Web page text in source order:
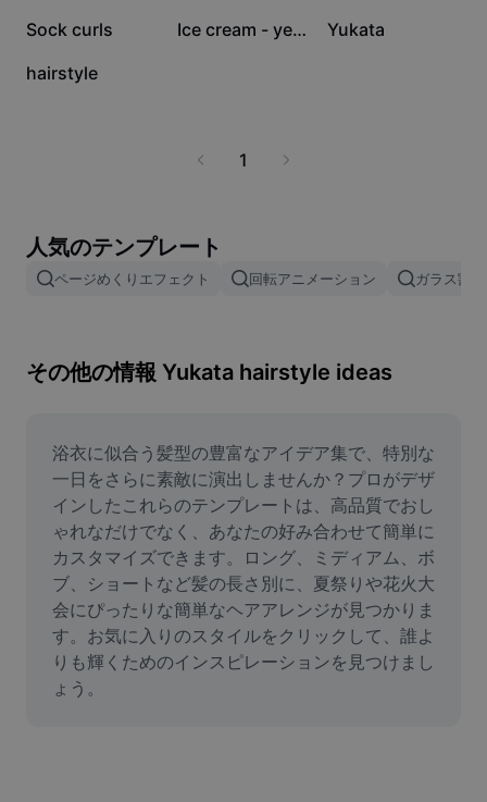
画像結合
画像サイズ変更
オンライン写真エディター
ミームジェネレーター
AI Text Remover
AI People Remover
AI Inpainting
テンプレートのトレンドとヒント
その他
CapCutの利用規約について
Dreamina Seedance 2.0 Launch
2923
Sock curls 58 Ice cream - yeojun 20
Yukata
4
hairstyle
1
人気のテンプレート
ページめくりエフェクト 回転アニメーション ガラス割
その他の情報 Yukata hairstyle ideas
浴衣に似合う髪型の豊富なアイデア集で、特別な
一日をさらに素敵に演出しませんか？プロがデザ
インしたこれらのテンプレートは、高品質でおし
ゃれなだけでなく、あなたの好み合わせて簡単に
カスタマイズできます。ロング、ミディアム、ボ
ブ、ショートなど髪の長さ別に、夏祭りや花火大
会にぴったりな簡単なヘアアレンジが見つかりま
す。お気に入りのスタイルをクリックして、誰よ
りも輝くためのインスピレーションを見つけまし
ょう。